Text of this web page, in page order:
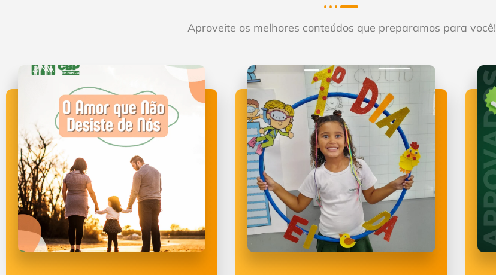
Aproveite os melhores conteúdos que preparamos para você!